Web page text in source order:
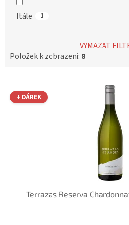
Itále 1
VYMAZAT
Položek k zobrazení: 8
p
+ DÁREK
Terrazas Reserva